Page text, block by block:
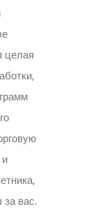
целая
за вас.